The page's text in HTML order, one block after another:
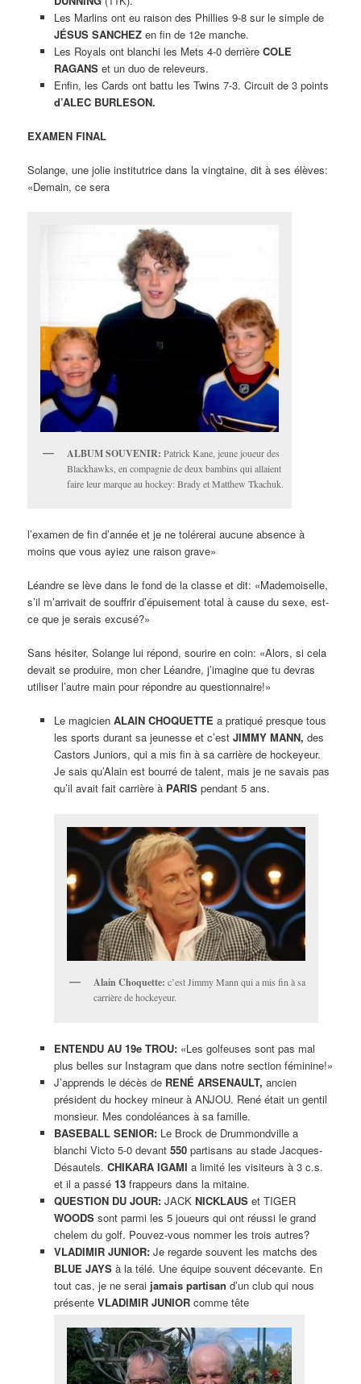
Les Marlins ont eu raison des Phillies 9-8 sur le simple de
JÉSUS SANCHEZen fin de 12e manche.
Les Royals ont blanchi les Mets 4-0 derrière COLE
RAGANSet un duo de releveurs.
Enfin, les Cards ont battu les Twins 7-3. Circuit de 3 points
d’ALEC BURLESON.
EXAMEN FINAL
Solange, une jolie institutrice dans la vingtaine, dit à ses élèves:
«Demain, ce sera
ALBUM SOUVENIR: Patrick Kane, jeune joueur des
Blackhawks, en compagnie de deux bambins qui allaient
faire leur marque au hockey: Brady et Matthew Tkachuk.
l’examen de fin d’année et je ne tolérerai aucune absence à
moins que vous ayiez une raison grave»
Léandre se lève dans le fond de la classe et dit: «Mademoiselle,
s’il m’arrivait de souffrir d’épuisement total à cause du sexe, est-
ce que je serais excusé?»
Sans hésiter, Solange lui répond, sourire en coin: «Alors, si cela
devait se produire, mon cher Léandre, j’imagine que tu devras
utiliser l’autre main pour répondre au questionnaire!»
Le magicien ALAIN CHOQUETTE a pratiqué presque tous
les sports durant sa jeunesse et c’est JIMMY MANN, des
Castors Juniors, qui a mis fin à sa carrière de hockeyeur.
Je sais qu’Alain est bourré de talent, mais je ne savais pas
qu’il avait fait carrière à PARISpendant 5 ans.
Alain Choquette: c’est Jimmy Mann qui a mis fin à sa
carrière de hockeyeur.
ENTENDU AU 19e TROU:«Les golfeuses sont pas mal
plus belles sur Instagram que dans notre section féminine!»
J’apprends le décès de RENÉ ARSENAULT, ancien
président du hockey mineur à ANJOU. René était un gentil
monsieur. Mes condoléances à sa famille.
BASEBALL SENIOR:Le Brock de Drummondville a
blanchi Victo 5-0 devant 550partisans au stade Jacques-
Désautels. CHIKARA IGAMI a limité les visiteurs à 3 c.s.
et il a passé 13frappeurs dans la mitaine.
QUESTION DU JOUR: JACK NICKLAUSet TIGER
WOODSsont parmi les 5 joueurs qui ont réussi le grand
chelem du golf. Pouvez-vous nommer les trois autres?
VLADIMIR JUNIOR: Je regarde souvent les matchs des
BLUE JAYSà la télé. Une équipe souvent décevante. En
tout cas, je ne serai jamais partisan d’un club qui nous
présente VLADIMIR JUNIORcomme tête